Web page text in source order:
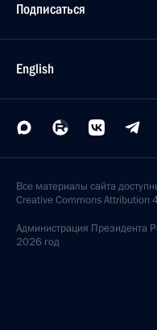
Подписаться
English
Все материалы сайта
Creative Commons Attribution
Администрация Президента
2026 год